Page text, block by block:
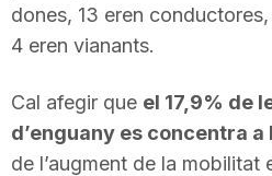
dones, 13 eren
4 eren vianants.
Cal afegir que el 17,9% de
d’enguany es concentra a
de l’augment de la mobilitat